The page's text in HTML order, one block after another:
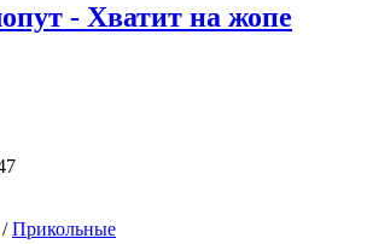
- Хватит на жопе
/Прикольные